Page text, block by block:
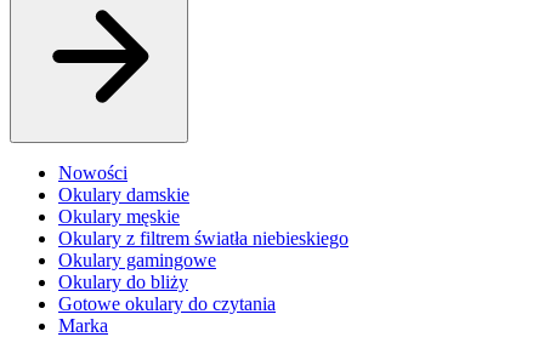
Nowości
Okulary damskie
Okulary męskie
Okulary z filtrem światła niebieskiego
Okulary gamingowe
Okulary do bliży
Gotowe okulary do czytania
Marka